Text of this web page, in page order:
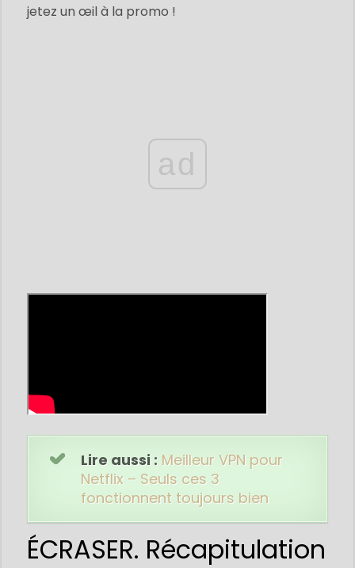
jetez un œil à la promo !
ad
Lire aussi : Meilleur VPN pour
Netflix – Seuls ces 3
fonctionnent toujours bien
ÉCRASER. Récapitulation